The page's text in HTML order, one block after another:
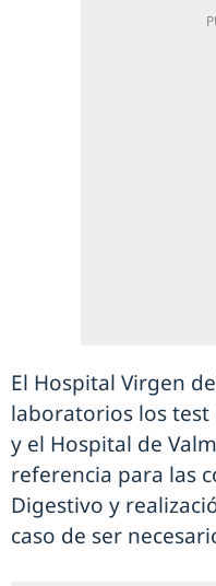
El Hospital Virgen
laboratorios los test
y el Hospital de
referencia para las
Digestivo y
caso de ser